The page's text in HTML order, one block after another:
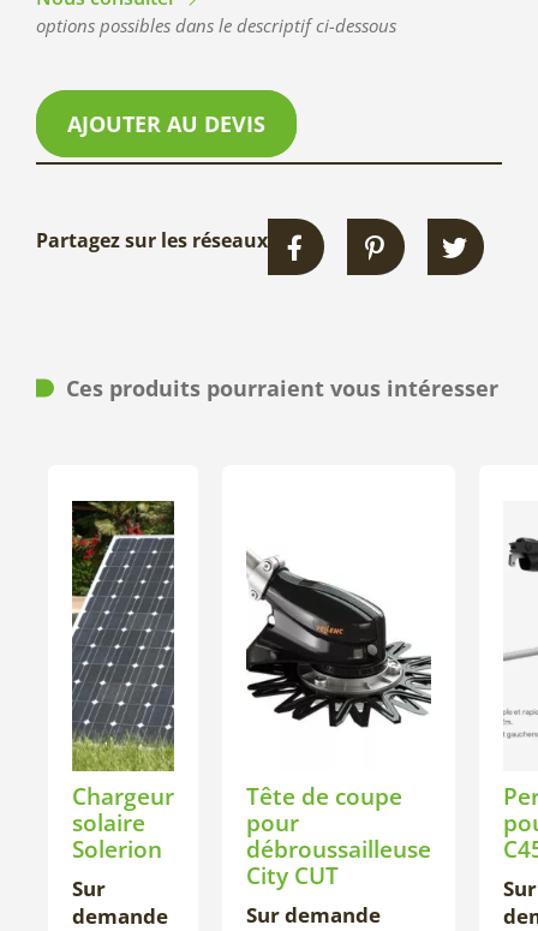
options possibles dans le descriptif ci-dessous
AJOUTER AU DEVIS
Partagez sur les réseaux
Ces produits pourraient vous intéresser
Chargeur
solaire
Solerion
Sur
demande
Tête de coupe
pour
débroussailleuse
City CUT
Sur demande
Sur